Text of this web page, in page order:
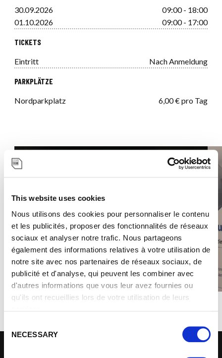
This website uses cookies
Nous utilisons des cookies pour personnaliser le contenu
et les publicités, proposer des fonctionnalités de réseaux
sociaux et analyser notre trafic. Nous partageons
également des informations relatives à votre utilisation de
notre site avec nos partenaires de réseaux sociaux, de
publicité et d'analyse, qui peuvent les combiner avec
d'autres informations que vous leur avez fournies ou
qu'ils ont recueillies lors de votre utilisation de leurs
NECESSARY
30.09.2026
09:00 - 18:00
01.10.2026
09:00 - 17:00
TICKETS
Eintritt Nach Anmeldung
PARKPLÄTZE
Nordparkplatz 6,00 € pro Tag